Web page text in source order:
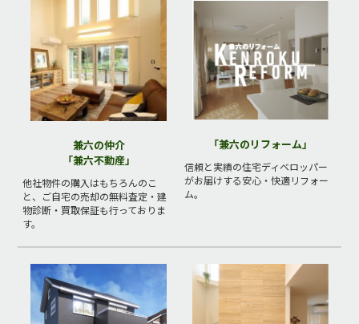
兼六の仲介
「兼六不動産」
他社物件の購入はもちろんのこ
と、ご自宅の売却の無料査定・建
物診断・買取保証も行っておりま
す。
「兼六のリフォーム」
信頼と実績の住宅ディベロッパー
がお届けする安心・快適リフォー
ム。